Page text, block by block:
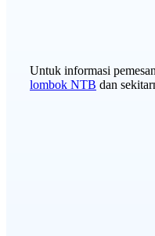
Untuk informasi
lombok NTB dan